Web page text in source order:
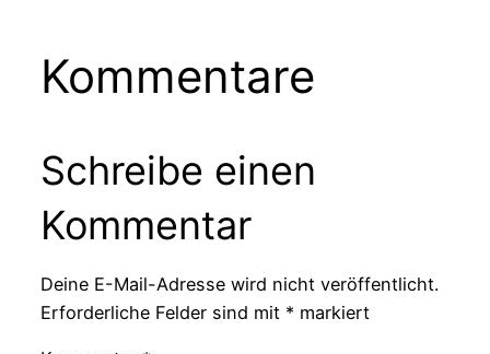
Kommentare
Schreibe einen
Kommentar
Deine E-Mail-Adresse wird nicht veröffentlicht.
Erforderliche Felder sind mit * markiert